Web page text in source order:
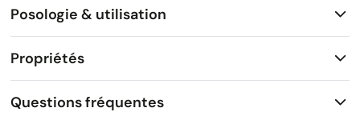
Posologie & utilisation
Propriétés
Questions fréquentes